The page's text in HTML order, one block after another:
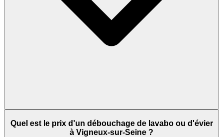
Quel est le prix d'un débouchage de lavabo ou d'évier
à Vigneux-sur-Seine ?